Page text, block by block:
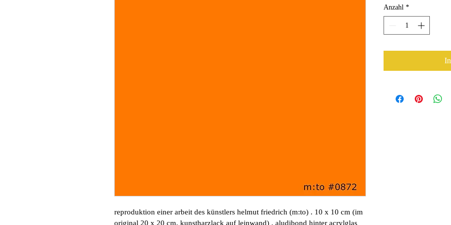
reproduktion einer arbeit des künstlers helmut friedrich (m:to) . 10 x 10 cm (im
original 20 x 20 cm, kunstharzlack auf leinwand) . aludibond hinter acrylglas
Anzahl *